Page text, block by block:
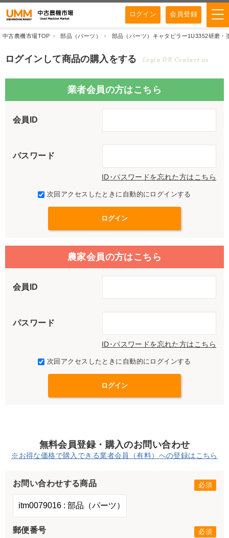
ログイン 会員登録
中古農機市場TOP 部品（パーツ） 部品（パーツ）キャタピラー1U3352研磨・
ログインして商品の購入をする Login OR Contact us
業者会員の方はこちら
会員ID
パスワード
ID･パスワードを忘れた方はこちら
次回アクセスしたときに自動的にログインする
農家会員の方はこちら
会員ID
パスワード
ID･パスワードを忘れた方はこちら
次回アクセスしたときに自動的にログインする
無料会員登録・購入のお問い合わせ
※お得な価格で購入できる業者会員（有料）への登録はこちら
お問い合わせする商品
郵便番号